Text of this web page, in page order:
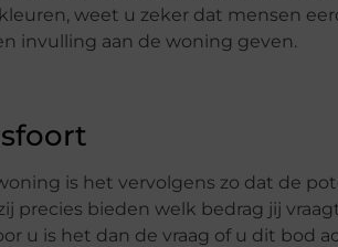
weet u zeker dat mensen
invulling aan de woning geven.
is het vervolgens zo dat de
precies bieden welk bedrag jij
u is het dan de vraag of u dit bod